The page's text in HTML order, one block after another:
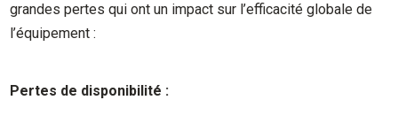
grandes pertes qui ont un impact sur l’efficacité globale de
l’équipement :
Pertes de disponibilité :